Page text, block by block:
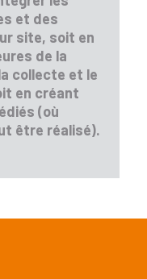
et des
site, soit en
de la
collecte et le
en créant
(où
être réalisé).